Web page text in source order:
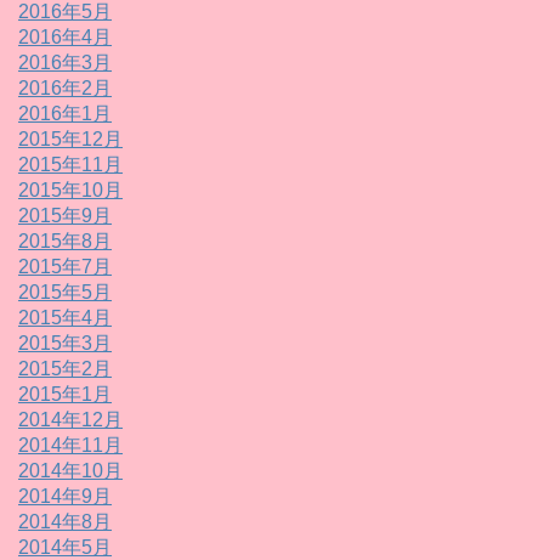
2016年5月
2016年4月
2016年3月
2016年2月
2016年1月
2015年12月
2015年11月
2015年10月
2015年9月
2015年8月
2015年7月
2015年5月
2015年4月
2015年3月
2015年2月
2015年1月
2014年12月
2014年11月
2014年10月
2014年9月
2014年8月
2014年5月